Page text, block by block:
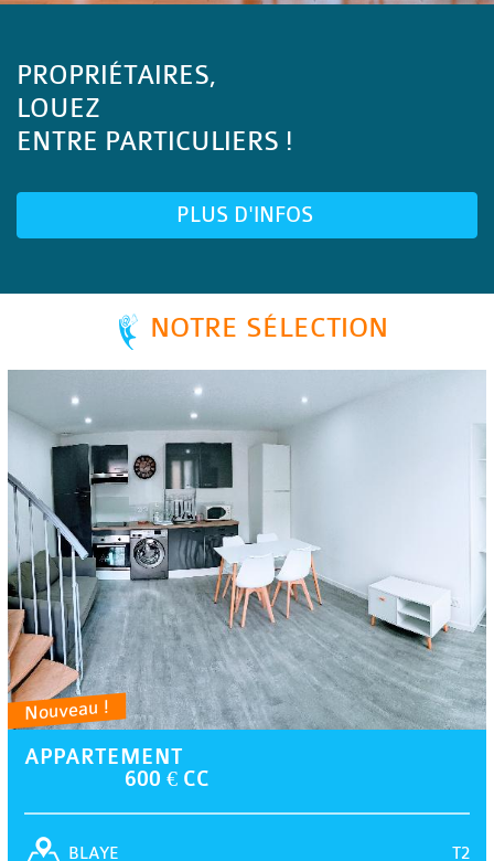
PROPRIÉTAIRES,
LOUEZ
ENTRE PARTICULIERS !
PLUS D'INFOS
NOTRE SÉLECTION
Nouveau !
APPARTEMENT
600 € CC
T2
BLAYE